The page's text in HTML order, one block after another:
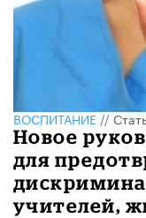
ВОСПИТАНИЕ//
Новое
для
учителей,